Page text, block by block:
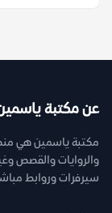
عن مكتبة
مكتبة ياسمين هي منصة
سيرفرات وروابط